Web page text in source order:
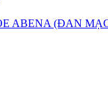
ABENA (ĐAN